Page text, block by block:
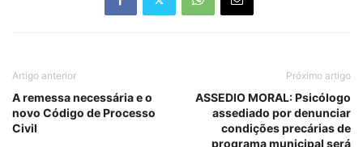
Artigo anterior
A remessa necessária e o
novo Código de Processo
Civil
Próximo artigo
ASSEDIO MORAL: Psicólogo
assediado por denunciar
condições precárias de
programa municipal será